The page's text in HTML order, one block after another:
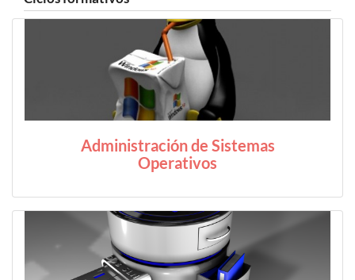
Administración de Sistemas
Operativos